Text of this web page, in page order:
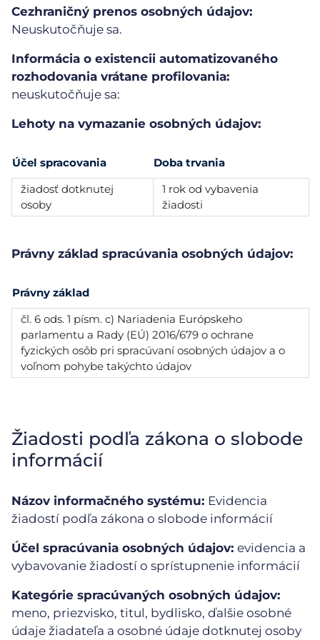
Cezhraničný prenos osobných údajov:
Neuskutočňuje sa.
Informácia o existencii automatizovaného
rozhodovania vrátane profilovania:
neuskutočňuje sa:
Lehoty na vymazanie osobných údajov:
Účel spracovania
Doba trvania
žiadosť dotknutej
osoby
1 rok od vybavenia
žiadosti
Právny základ spracúvania osobných údajov:
Právny základ
čl. 6 ods. 1 písm. c) Nariadenia Európskeho
parlamentu a Rady (EÚ) 2016/679 o ochrane
fyzických osôb pri spracúvaní osobných údajov a o
voľnom pohybe takýchto údajov
Žiadosti podľa zákona o slobode
informácií
Názov informačného systému: Evidencia
žiadostí podľa zákona o slobode informácií
Účel spracúvania osobných údajov: evidencia a
vybavovanie žiadostí o sprístupnenie informácií
Kategórie spracúvaných osobných údajov:
meno, priezvisko, titul, bydlisko, ďalšie osobné
údaje žiadateľa a osobné údaje dotknutej osoby